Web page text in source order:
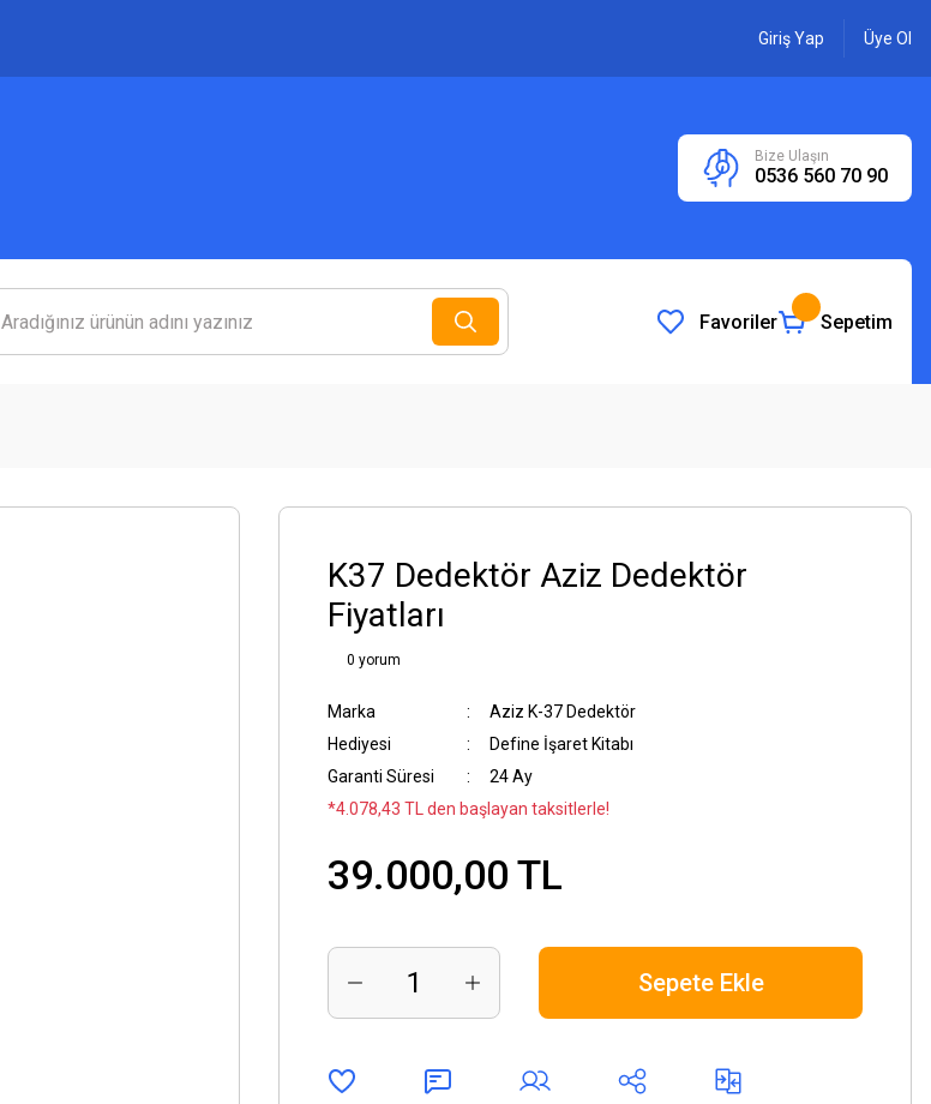
Giriş Yap Üye Ol
Bize Ulaşın
0536 560 70 90
Favoriler Sepetim
K37 Dedektör Aziz Dedektör
Fiyatları
0 yorum
Marka
Aziz K-37 Dedektör
Hediyesi
Define İşaret Kitabı
Garanti Süresi
24 Ay
*4.078,43 TL den başlayan taksitlerle!
39.000,00 TL
Sepete Ekle